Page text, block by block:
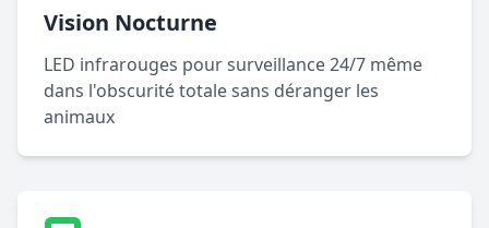
Vision Nocturne
LED infrarouges pour surveillance 24/7 même
dans l'obscurité totale sans déranger les
animaux